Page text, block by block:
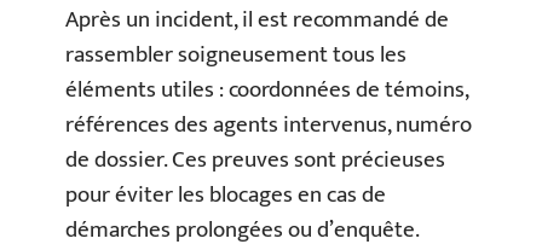
Après un incident, il est recommandé de
rassembler soigneusement tous les
éléments utiles : coordonnées de témoins,
références des agents intervenus, numéro
de dossier. Ces preuves sont précieuses
pour éviter les blocages en cas de
démarches prolongées ou d’enquête.